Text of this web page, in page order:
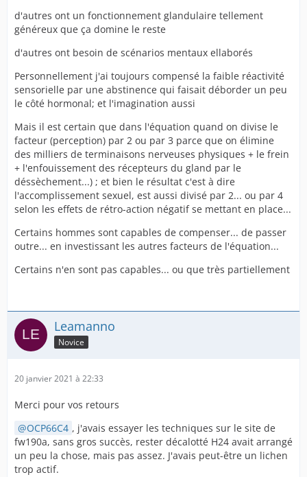
d'autres ont un fonctionnement glandulaire tellement
généreux que ça domine le reste
d'autres ont besoin de scénarios mentaux ellaborés
Personnellement j'ai toujours compensé la faible réactivité
sensorielle par une abstinence qui faisait déborder un peu
le côté hormonal; et l'imagination aussi
Mais il est certain que dans l'équation quand on divise le
facteur (perception) par 2 ou par 3 parce que on élimine
des milliers de terminaisons nerveuses physiques + le frein
+ l'enfouissement des récepteurs du gland par le
déssèchement...) ; et bien le résultat c'est à dire
l'accomplissement sexuel, est aussi divisé par 2... ou par 4
selon les effets de rétro-action négatif se mettant en place...
Certains hommes sont capables de compenser... de passer
outre... en investissant les autres facteurs de l'équation...
Certains n'en sont pas capables... ou que très partiellement
Leamanno
Novice
20 janvier 2021 à 22:33
Merci pour vos retours
OCP66C4 , j'avais essayer les techniques sur le site de
fw190a, sans gros succès, rester décalotté H24 avait arrangé
un peu la chose, mais pas assez. J'avais peut-être un lichen
trop actif.